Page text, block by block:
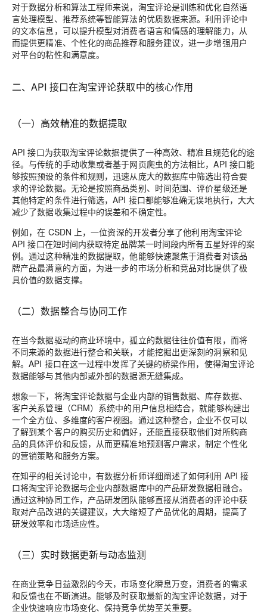
对于数据分析和算法工程师来说，淘宝评论是训练和优化自然语
言处理模型、推荐系统等智能算法的优质数据来源。利用评论中
的文本信息，可以提升模型对消费者语言和情感的理解能力，从
而提供更精准、个性化的商品推荐和服务建议，进一步增强用户
对平台的粘性和满意度。
二、API 接口在淘宝评论获取中的核心作用
（一）高效精准的数据提取
API 接口为获取淘宝评论数据提供了一种高效、精准且规范化的途
径。与传统的手动收集或者基于网页爬虫的方法相比，API 接口能
够按照预设的条件和规则，迅速从庞大的数据库中筛选出符合要
求的评论数据。无论是按照商品类别、时间范围、评价星级还是
其他特定的条件进行筛选，API 接口都能够准确无误地执行，大大
减少了数据收集过程中的误差和不确定性。
例如，在 CSDN 上，一位资深的开发者分享了他利用淘宝评论
API 接口在短时间内获取特定品牌某一时间段内所有五星好评的案
例。通过这种精准的数据提取，他能够快速聚焦于消费者对该品
牌产品最满意的方面，为进一步的市场分析和竞品对比提供了极
具价值的数据支撑。
（二）数据整合与协同工作
在当今数据驱动的商业环境中，孤立的数据往往价值有限，而将
不同来源的数据进行整合和关联，才能挖掘出更深刻的洞察和见
解。API 接口在这一过程中发挥了关键的桥梁作用，使得淘宝评论
数据能够与其他内部或外部的数据源无缝集成。
想象一下，将淘宝评论数据与企业内部的销售数据、库存数据、
客户关系管理（CRM）系统中的用户信息相结合，就能够构建出
一个全方位、多维度的客户视图。通过这种整合，企业不仅可以
了解到某个客户的购买历史和偏好，还能直接获取他们对所购商
品的具体评价和反馈，从而更精准地预测客户需求，制定个性化
的营销策略和服务方案。
在知乎的相关讨论中，有数据分析师详细阐述了如何利用 API 接
口将淘宝评论数据与企业内部数据库中的产品研发数据相融合。
通过这种协同工作，产品研发团队能够直接从消费者的评论中获
取对产品改进的关键建议，大大缩短了产品优化的周期，提高了
研发效率和市场适应性。
（三）实时数据更新与动态监测
在商业竞争日益激烈的今天，市场变化瞬息万变，消费者的需求
和反馈也在不断演进。能够及时获取最新的淘宝评论数据，对于
企业快速响应市场变化、保持竞争优势至关重要。